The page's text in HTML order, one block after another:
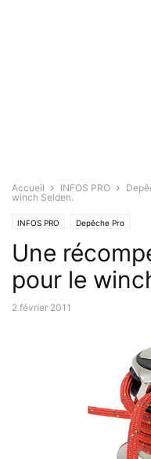
Accueil INFOS PRO
winch Selden.
INFOS PRO Depêche Pro
Une
pour le
2 février 2011